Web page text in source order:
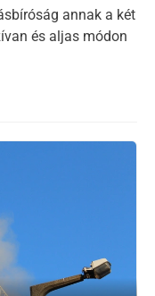
annak a két
és aljas módon